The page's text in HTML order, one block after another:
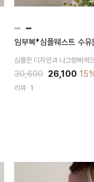
임부복*심플웨스트 수유
심플한 디자인과 나그랑배색
30,600 26,100
리뷰 1